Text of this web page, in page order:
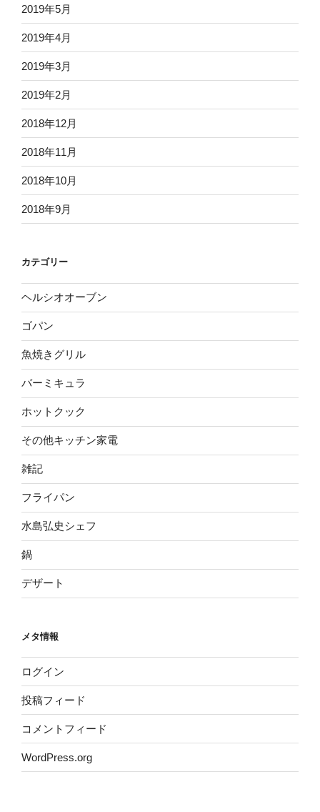
2019年5月
2019年4月
2019年3月
2019年2月
2018年12月
2018年11月
2018年10月
2018年9月
カテゴリー
ヘルシオオーブン
ゴパン
魚焼きグリル
バーミキュラ
ホットクック
その他キッチン家電
雑記
フライパン
水島弘史シェフ
鍋
デザート
メタ情報
ログイン
投稿フィード
コメントフィード
WordPress.org